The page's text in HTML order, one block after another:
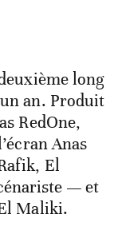
long
an. Produit
RedOne,
Anas
El
— et
Maliki.